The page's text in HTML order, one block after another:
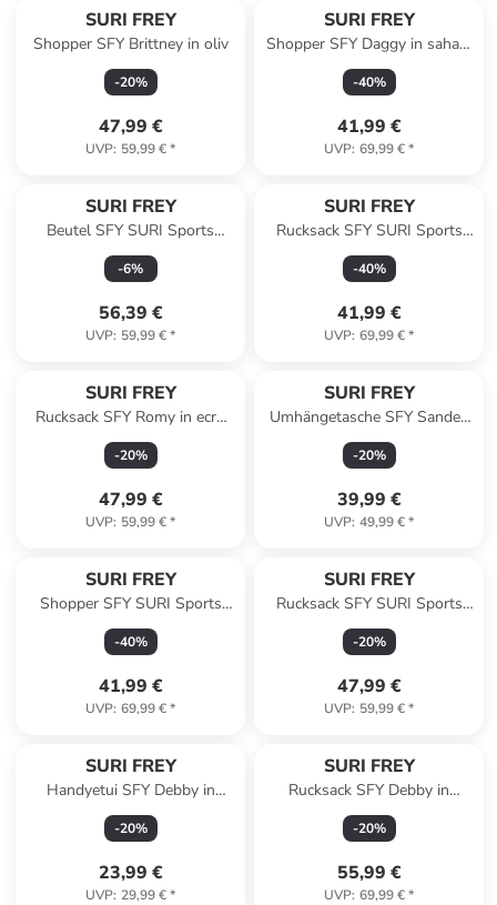
SURI FREY
Shopper SFY Brittney in oliv
-20%
47,99 €
UVP: 59,99 €*
SURI FREY
Shopper SFY Daggy in sahara
920
-40%
41,99 €
UVP: 69,99 €*
SURI FREY
Beutel SFY SURI Sports
Marry in forest 962
-6%
56,39 €
UVP: 59,99 €*
SURI FREY
Rucksack SFY SURI Sports
Marry in blue
-40%
41,99 €
UVP: 69,99 €*
SURI FREY
Rucksack SFY Romy in ecru
320
-20%
47,99 €
UVP: 59,99 €*
SURI FREY
Umhängetasche SFY Sandey
in oliv
-20%
39,99 €
UVP: 49,99 €*
SURI FREY
Shopper SFY SURI Sports
Jessy-Lu finish in peach-finish
661
-40%
41,99 €
UVP: 69,99 €*
SURI FREY
Rucksack SFY SURI Sports
Marry in lightgrey
-20%
47,99 €
UVP: 59,99 €*
SURI FREY
Handyetui SFY Debby in
cognac
-20%
23,99 €
UVP: 29,99 €*
SURI FREY
Rucksack SFY Debby in
darktaupe 950
-20%
55,99 €
UVP: 69,99 €*